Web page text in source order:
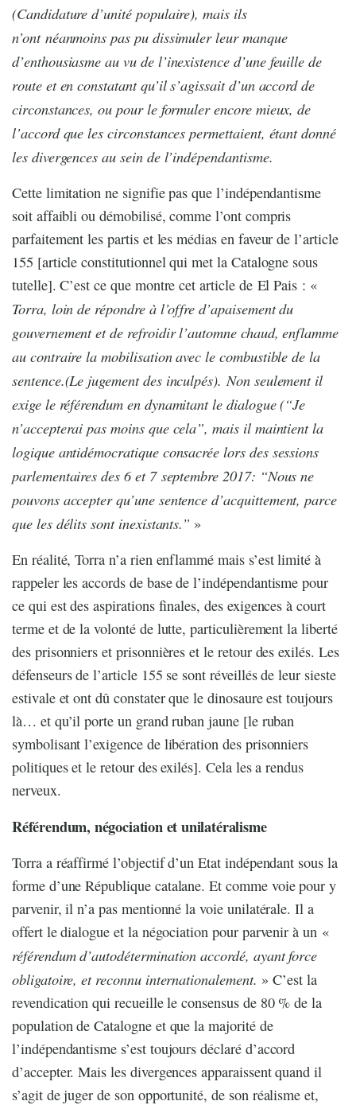
(Candidature d’unité populaire), mais ils
n’ont néanmoins pas pu dissimuler leur manque
d’enthousiasme au vu de l’inexistence d’une feuille de
route et en constatant qu’il s’agissait d’un accord de
circonstances, ou pour le formuler encore mieux, de
l’accord que les circonstances permettaient, étant donné
les divergences au sein de l’indépendantisme.
Cette limitation ne signifie pas que l’indépendantisme
soit affaibli ou démobilisé, comme l’ont compris
parfaitement les partis et les médias en faveur de l’article
155 [article constitutionnel qui met la Catalogne sous
tutelle]. C’est ce que montre cet article de El Pais : «
Torra, loin de répondre à l’offre d’apaisement du
gouvernement et de refroidir l’automne chaud, enflamme
au contraire la mobilisation avec le combustible de la
sentence.(Le jugement des inculpés). Non seulement il
exige le référendum en dynamitant le dialogue (“Je
n’accepterai pas moins que cela”, mais il maintient la
logique antidémocratique consacrée lors des sessions
parlementaires des 6 et 7 septembre 2017: “Nous ne
pouvons accepter qu’une sentence d’acquittement, parce
que les délits sont inexistants.” »
En réalité, Torra n’a rien enflammé mais s’est limité à
rappeler les accords de base de l’indépendantisme pour
ce qui est des aspirations finales, des exigences à court
terme et de la volonté de lutte, particulièrement la liberté
des prisonniers et prisonnières et le retour des exilés. Les
défenseurs de l’article 155 se sont réveillés de leur sieste
estivale et ont dû constater que le dinosaure est toujours
là… et qu’il porte un grand ruban jaune [le ruban
symbolisant l’exigence de libération des prisonniers
politiques et le retour des exilés]. Cela les a rendus
nerveux.
Référendum, négociation et unilatéralisme
Torra a réaffirmé l’objectif d’un Etat indépendant sous la
forme d’une République catalane. Et comme voie pour y
parvenir, il n’a pas mentionné la voie unilatérale. Il a
offert le dialogue et la négociation pour parvenir à un «
référendum d’autodétermination accordé, ayant force
obligatoire, et reconnu internationalement. » C’est la
revendication qui recueille le consensus de 80 % de la
population de Catalogne et que la majorité de
l’indépendantisme s’est toujours déclaré d’accord
d’accepter. Mais les divergences apparaissent quand il
s’agit de juger de son opportunité, de son réalisme et,